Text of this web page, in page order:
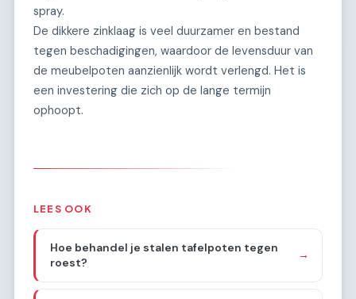
spray.
De dikkere zinklaag is veel duurzamer en bestand
tegen beschadigingen, waardoor de levensduur van
de meubelpoten aanzienlijk wordt verlengd. Het is
een investering die zich op de lange termijn
ophoopt.
LEES OOK
Hoe behandel je stalen tafelpoten tegen
roest?
→